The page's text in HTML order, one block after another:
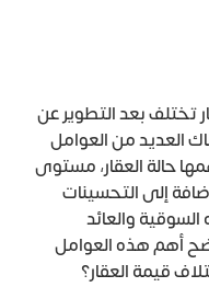
بعد التطوير عن
العديد من العوامل
حالة العقار، مستوى
إلى التحسينات
والعائد
أهم هذه العوامل
قيمة العقار؟